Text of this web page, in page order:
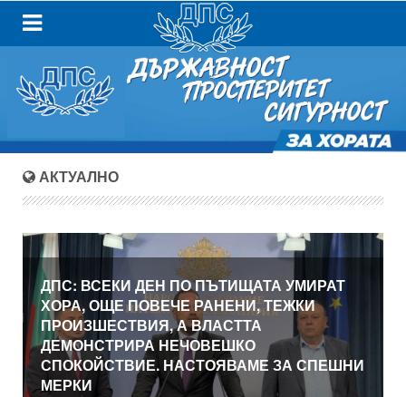
АКТУАЛНО
ДПС: ВСЕКИ ДЕН ПО ПЪТИЩАТА УМИРАТ
ХОРА, ОЩЕ ПОВЕЧЕ РАНЕНИ, ТЕЖКИ
ПРОИЗШЕСТВИЯ, А ВЛАСТТА
ДЕМОНСТРИРА НЕЧОВЕШКО
СПОКОЙСТВИЕ. НАСТОЯВАМЕ ЗА СПЕШНИ
МЕРКИ